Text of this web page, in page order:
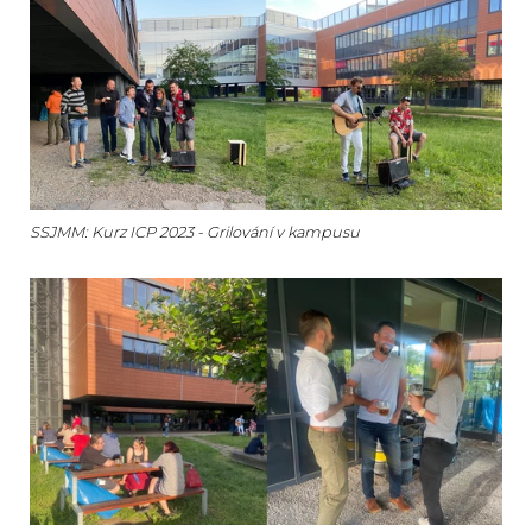
SSJMM: Kurz ICP 2023 - Grilování v kampusu